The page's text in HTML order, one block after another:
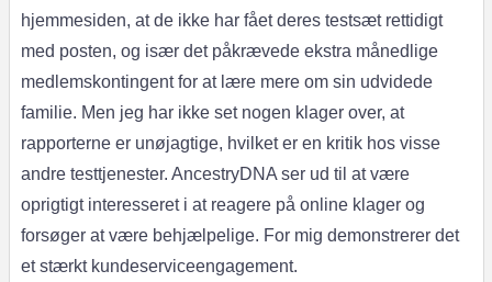
hjemmesiden, at de ikke har fået deres testsæt rettidigt
med posten, og især det påkrævede ekstra månedlige
medlemskontingent for at lære mere om sin udvidede
familie. Men jeg har ikke set nogen klager over, at
rapporterne er unøjagtige, hvilket er en kritik hos visse
andre testtjenester. AncestryDNA ser ud til at være
oprigtigt interesseret i at reagere på online klager og
forsøger at være behjælpelige. For mig demonstrerer det
et stærkt kundeserviceengagement.